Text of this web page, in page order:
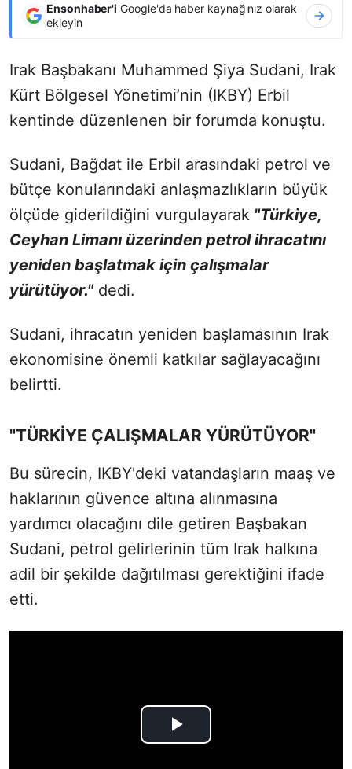
Ensonhaber'i Google'da haber kaynağınız olarak
ekleyin
Irak Başbakanı Muhammed Şiya Sudani, Irak
Kürt Bölgesel Yönetimi’nin (IKBY) Erbil
kentinde düzenlenen bir forumda konuştu.
Sudani, Bağdat ile Erbil arasındaki petrol ve
bütçe konularındaki anlaşmazlıkların büyük
ölçüde giderildiğini vurgulayarak "Türkiye,
Ceyhan Limanı üzerinden petrol ihracatını
yeniden başlatmak için çalışmalar
yürütüyor."dedi.
Sudani, ihracatın yeniden başlamasının Irak
ekonomisine önemli katkılar sağlayacağını
belirtti.
"TÜRKİYE ÇALIŞMALAR YÜRÜTÜYOR"
Bu sürecin, IKBY'deki vatandaşların maaş ve
haklarının güvence altına alınmasına
yardımcı olacağını dile getiren Başbakan
Sudani, petrol gelirlerinin tüm Irak halkına
adil bir şekilde dağıtılması gerektiğini ifade
etti.